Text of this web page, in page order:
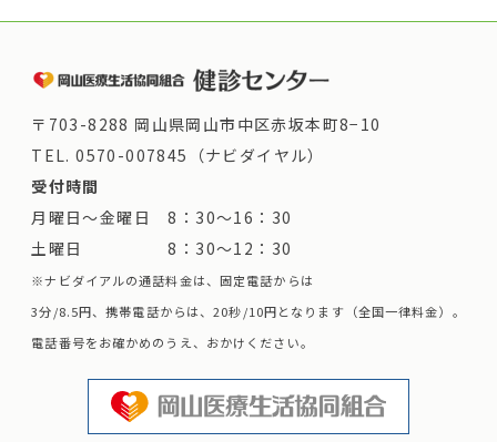
〒703-8288 岡山県岡山市中区赤坂本町8−10
TEL.0570-007845（ナビダイヤル）
受付時間
月曜日～金曜日 8：30～16：30
土曜日 8：30～12：30
※ナビダイアルの通話料金は、固定電話からは
3分/8.5円、携帯電話からは、20秒/10円となります（全国一律料金）。
電話番号をお確かめのうえ、おかけください。